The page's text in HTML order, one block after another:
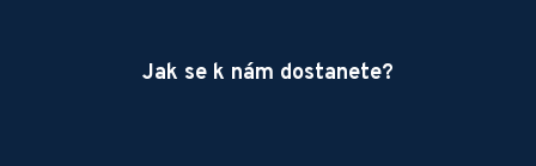
Jak se k nám dostanete?